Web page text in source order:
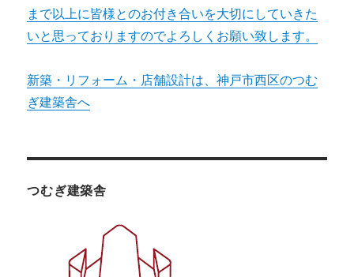
まで以上に皆様とのお付き合いを大切にしていきた
いと思っておりますのでよろしくお願い致します。
新築・リフォーム・店舗設計は、神戸市西区のつむ
ぎ建築舎へ
つむぎ建築舎